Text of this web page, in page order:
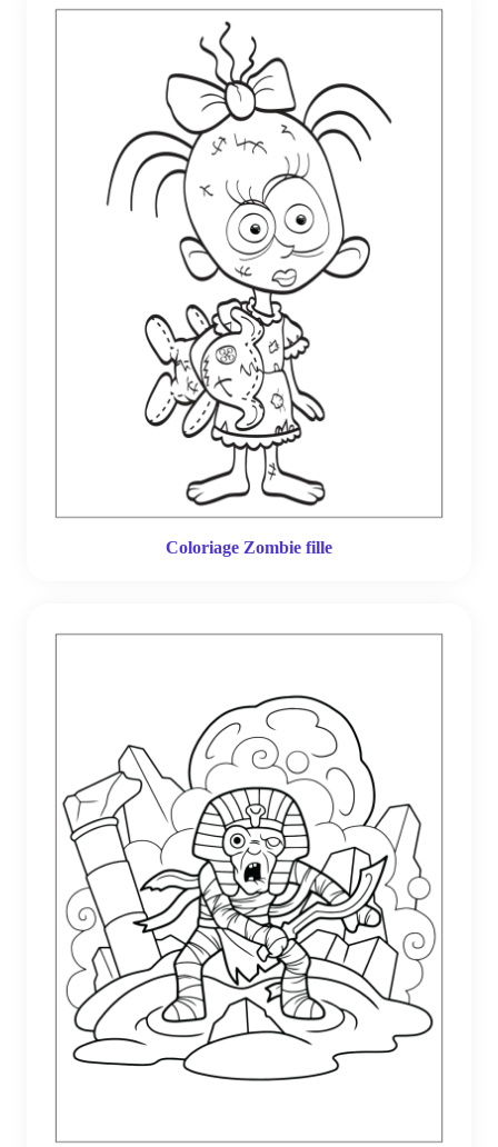
Coloriage Zombie fille